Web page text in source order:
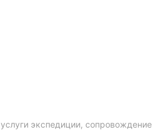
экспедиции, сопровождение